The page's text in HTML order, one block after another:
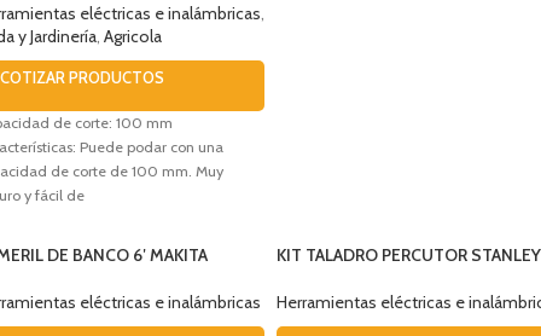
eléctricas e inalámbricas,
y Jardinería, Agricola
COTIZAR PRODUCTOS
de corte: 100 mm
Puede podar con una
de corte de 100 mm. Muy
y fácil de
DE BANCO 6′ MAKITA
eléctricas e inalámbricas
KIT TALADRO PERCUTOR STANLEY
SDH600KA-B2C
Herramientas eléctricas e